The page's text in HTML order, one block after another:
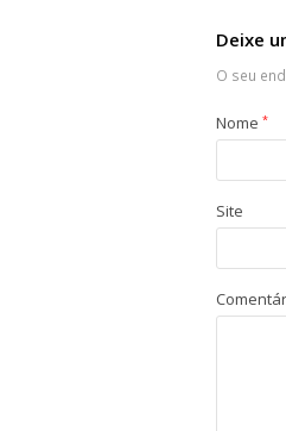
Deixe
O seu
Nome *
Site